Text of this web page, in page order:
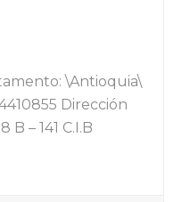
\Antioquia\
Dirección
B – 141 C.I.B